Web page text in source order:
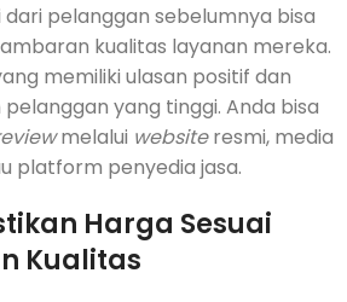
dari pelanggan sebelumnya bisa
kualitas layanan mereka.
memiliki ulasan positif dan
yang tinggi. Anda bisa
melalui websiteresmi, media
platform penyedia jasa.
Harga Sesuai
Kualitas